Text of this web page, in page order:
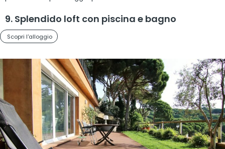
9. Splendido loft con piscina e bagno
Scopri l'alloggio